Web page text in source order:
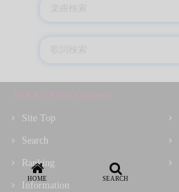
ROCK LYRIC Contents
Site Top
Search
Ranking
Information
HOME SEARCH